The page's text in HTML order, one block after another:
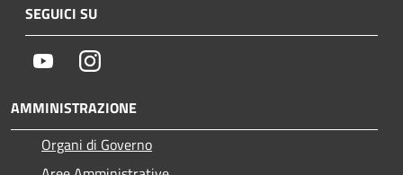
SEGUICI SU
YoutubeInstagram
AMMINISTRAZIONE
Organi di Governo